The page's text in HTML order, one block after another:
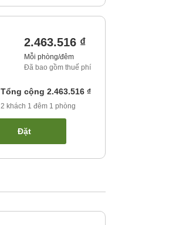
2.463.516 ₫
Mỗi phòng/đêm
Đã bao gồm thuế phí
Tổng cộng 2.463.516 ₫
2 khách 1 đêm 1 phòng
Đặt